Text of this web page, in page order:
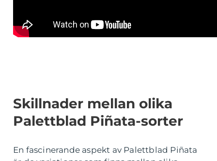
Skillnader mellan olika
Palettblad Piñata-sorter
En fascinerande aspekt av Palettblad Piñata